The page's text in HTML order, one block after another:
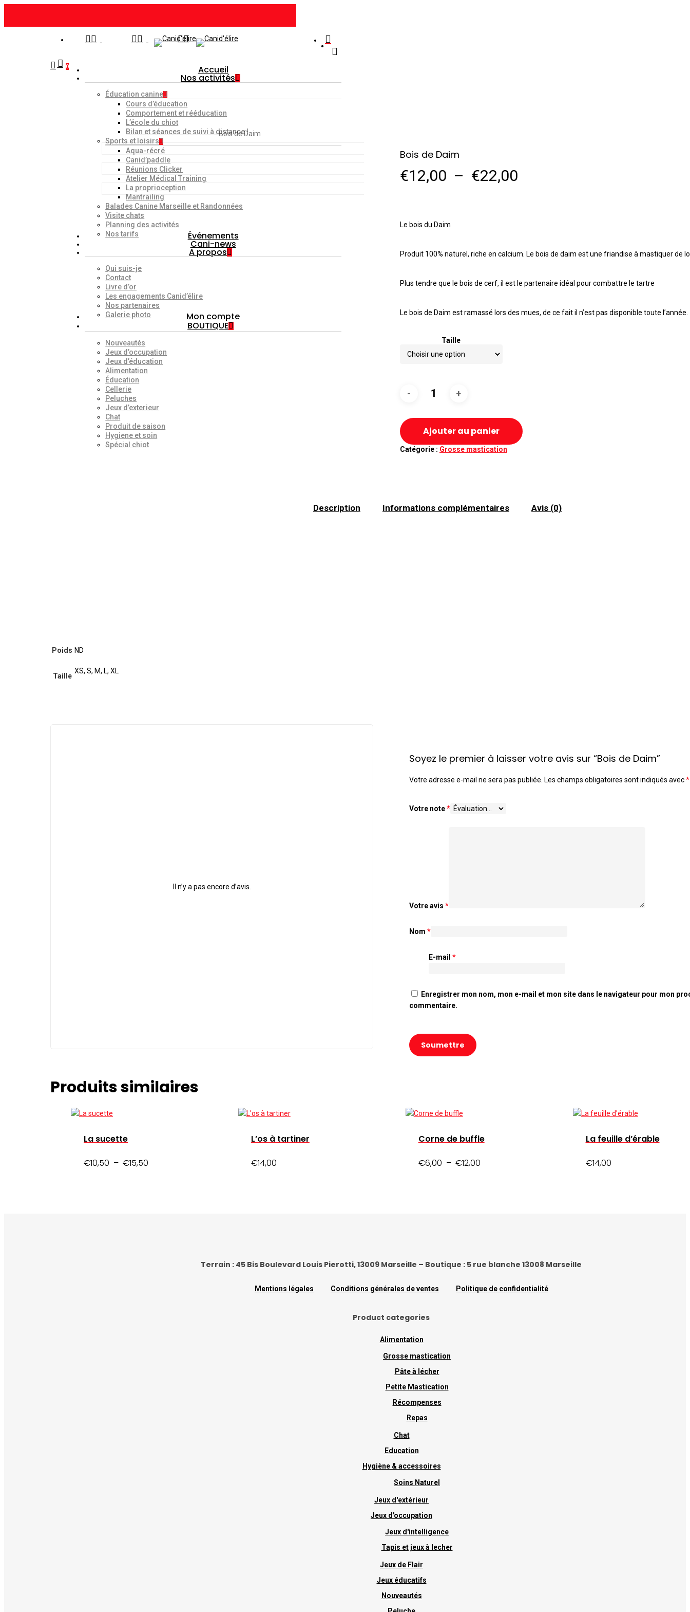
Hit enter to search or ESC to close
facebook
google-
instagram
account
search
account
0 Accueil
Nos activités
Éducation canine
Cours d’éducation
Comportement et rééducation
L’école du chiot
Bilan et séances de suivi à distance !
Sports et loisirs
Aqua-récré
Canid’paddle
Réunions Clicker
Atelier Médical Training
La proprioception
Mantrailing
Balades Canine Marseille et Randonnées
Visite chats
Planning des activités
Nos tarifs
Événements
Cani-news
A propos
Qui suis-je
Contact
Livre d’or
Les engagements Canid’élire
Nos partenaires
Galerie photo
Mon compte
BOUTIQUE
Nouveautés
Jeux d’occupation
Jeux d’éducation
Alimentation
Éducation
Cellerie
Peluches
Jeux d’exterieur
Chat
Produit de saison
Hygiene et soin
Spécial chiot
Alimentation Grosse mastication Bois de Daim
Bois de Daim
€12,00 – €22,00Plage
€22,00
Le bois du Daim
Produit 100% naturel, riche en calcium. Le bois de daim est une friandise à mastiquer de
Plus tendre que le bois de cerf, il est le partenaire idéal pour combattre le tartre
Le bois de Daim est ramassé lors des mues, de ce fait il n’est pas disponible toute l’année.
Taille
Ajouter au panier
Catégorie : Grosse mastication
Description Informations complémentaires Avis (0)
Poids ND
Taille
XS, S, M, L, XL
Il n’y a pas encore d’avis.
Soyez le premier à laisser votre avis sur “Bois de Daim”
Votre adresse e-mail ne sera pas publiée. Les champs obligatoires sont indiqués avec*
Votre note*
Votre avis *
Nom *
E-mail *
Enregistrer mon nom, mon e-mail et mon site dans le navigateur pour mon
commentaire.
Produits similaires
La sucette
€10,50 – €15,50
L’os à tartiner
€14,00
Corne de buffle
€6,00 – €12,00Plage
La feuille d’érable
€14,00
Terrain : 45 Bis Boulevard Louis Pierotti, 13009 Marseille – Boutique : 5 rue blanche 13008 Marseille
Mentions légales Conditions générales de ventes Politique de confidentialité
Product categories
Alimentation
Grosse mastication
Pâte à lécher
Petite Mastication
Récompenses
Repas
Chat
Education
Hygiène & accessoires
Soins Naturel
Jeux d'extérieur
Jeux d'occupation
Jeux d'intelligence
Tapis et jeux à lecher
Jeux de Flair
Jeux éducatifs
Nouveautés